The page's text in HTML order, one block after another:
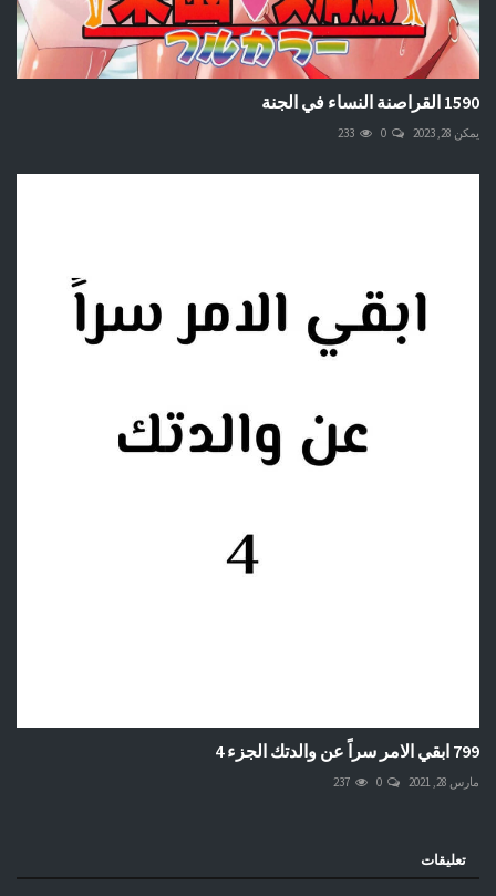
1590 القراصنة النساء في الجنة
يمكن 28, 2023 0
233
799 ابقي الامر سراً عن والدتك الجزء 4
مارس 28, 2021 0
237
تعليقات